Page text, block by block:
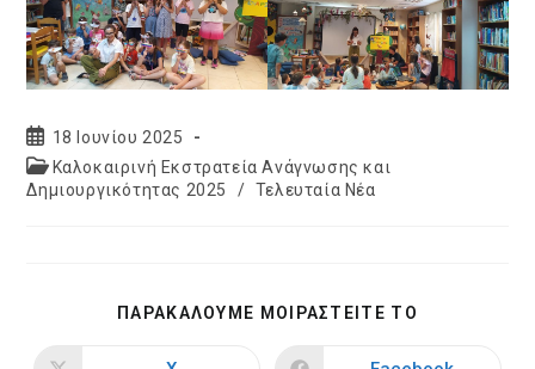
Post
published:
18 Ιουνίου 2025
Post
category:
Καλοκαιρινή Εκστρατεία Ανάγνωσης και
Δημιουργικότητας 2025
/ Τελευταία Νέα
ΠΑΡΑΚΑΛΟΥΜΕ ΜΟΙΡΑΣΤΕΙΤΕ ΤΟ
CONTENT